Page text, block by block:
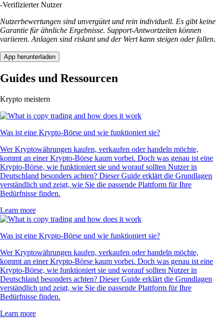
-Verifizierter Nutzer
Nutzerbewertungen sind unvergütet und rein individuell. Es gibt keine
Garantie für ähnliche Ergebnisse. Support-Antwortzeiten können
variieren. Anlagen sind riskant und der Wert kann steigen oder fallen.
App herunterladen
Guides und Ressourcen
Krypto meistern
Was ist eine Krypto-Börse und wie funktioniert sie?
Wer Kryptowährungen kaufen, verkaufen oder handeln möchte,
kommt an einer Krypto-Börse kaum vorbei. Doch was genau ist eine
Krypto-Börse, wie funktioniert sie und worauf sollten Nutzer in
Deutschland besonders achten? Dieser Guide erklärt die Grundlagen
verständlich und zeigt, wie Sie die passende Plattform für Ihre
Bedürfnisse finden.
Learn more
Was ist eine Krypto-Börse und wie funktioniert sie?
Wer Kryptowährungen kaufen, verkaufen oder handeln möchte,
kommt an einer Krypto-Börse kaum vorbei. Doch was genau ist eine
Krypto-Börse, wie funktioniert sie und worauf sollten Nutzer in
Deutschland besonders achten? Dieser Guide erklärt die Grundlagen
verständlich und zeigt, wie Sie die passende Plattform für Ihre
Bedürfnisse finden.
Learn more